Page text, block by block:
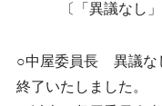
〔「異議なし」と
○中屋委員長 異議な
終了いたしました。